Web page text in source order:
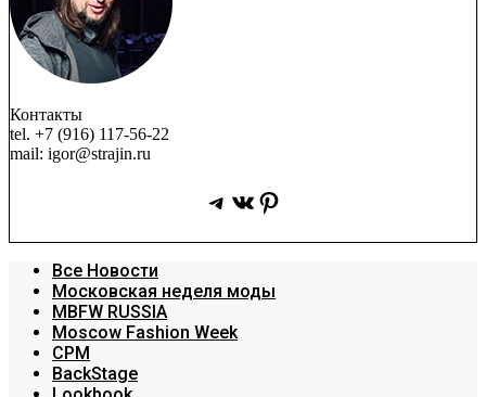
Контакты
tel. +7 (916) 117-56-22
mail: igor@strajin.ru
Telegram
ВКонтакте
Pinterest
Все Новости
Московская неделя моды
MBFW RUSSIA
Moscow Fashion Week
CPM
BackStage